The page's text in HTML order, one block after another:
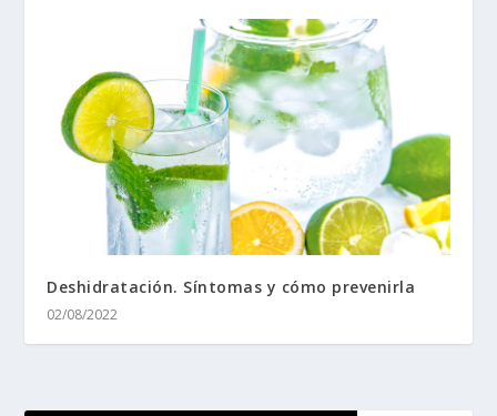
Deshidratación. Síntomas y cómo prevenirla
02/08/2022